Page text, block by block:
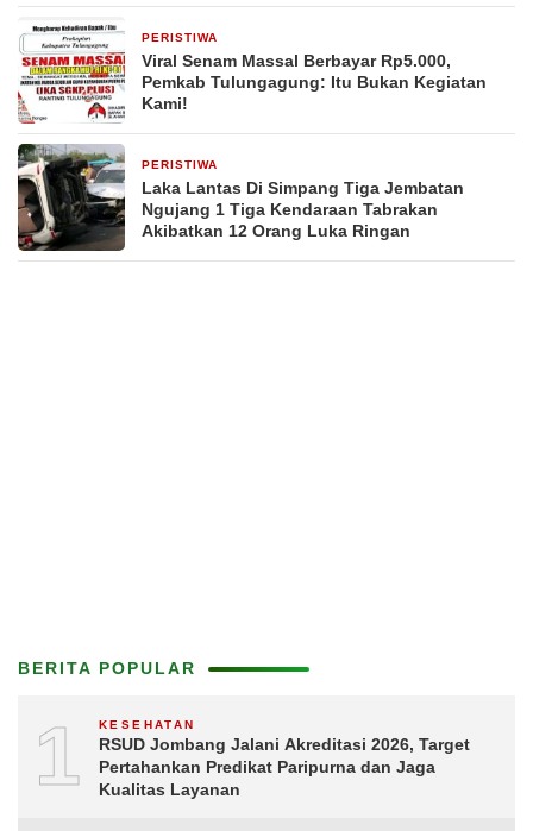
PERISTIWA
Viral Senam Massal Berbayar Rp5.000,
Pemkab Tulungagung: Itu Bukan Kegiatan
Kami!
PERISTIWA
Laka Lantas Di Simpang Tiga Jembatan
Ngujang 1 Tiga Kendaraan Tabrakan
Akibatkan 12 Orang Luka Ringan
BERITA POPULAR
1 KESEHATAN
RSUD Jombang Jalani Akreditasi 2026, Target
Pertahankan Predikat Paripurna dan Jaga
Kualitas Layanan